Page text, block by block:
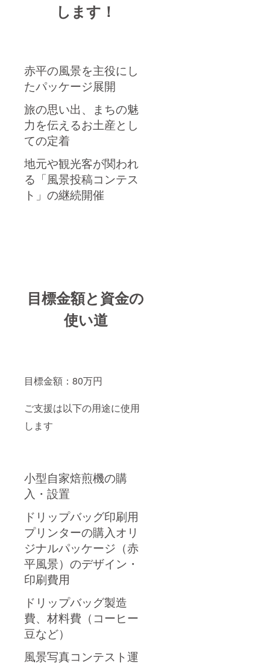
します！
赤平の風景を主役にし
たパッケージ展開
旅の思い出、まちの魅
力を伝えるお土産とし
ての定着
地元や観光客が関われ
る「風景投稿コンテス
ト」の継続開催
目標金額と資金の
使い道
目標金額：80万円
ご支援は以下の用途に使用
します
小型自家焙煎機の購
入・設置
ドリップバッグ印刷用
プリンターの購入オリ
ジナルパッケージ（赤
平風景）のデザイン・
印刷費用
ドリップバッグ製造
費、材料費（コーヒー
豆など）
風景写真コンテスト運